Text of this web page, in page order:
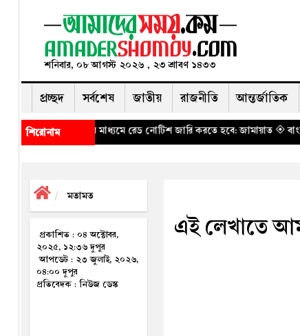
শনিবার, ০৮ আগস্ট ২০২৬ , ২৩ শ্রাবণ ১৪৩৩
প্রচ্ছদ সর্বশেষ জাতীয় রাজনীতি আন্তর্জাতিক
শিরোনাম
মাধ্যমে রেড নোটিশ জারি করতে হবে: জামায়াত◈ বাংলাদেশ থেকে
মতামত
প্রকাশিত : ০৪ অক্টোবর,
২০২৫, ১২:৩৬ দুপুর
আপডেট : ২৩ জুলাই, ২০২৬,
০৪:০০ দুপুর
প্রতিবেদক : নিউজ ডেস্ক
এই লেখাতে